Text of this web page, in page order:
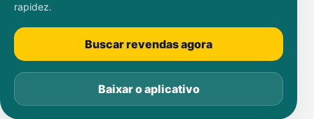
rapidez.
Buscar revendas agora
Baixar o aplicativo